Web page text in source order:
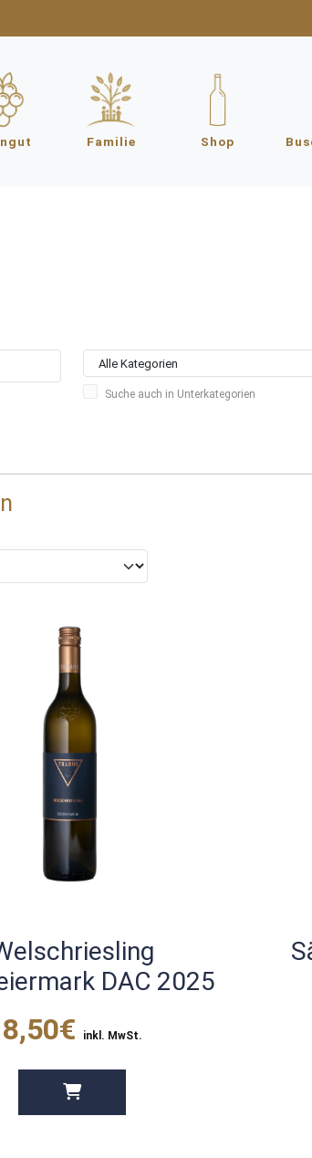
Familie Shop
Suche auch in Unterkategorien
DAC 2025
8,50€ inkl. MwSt.